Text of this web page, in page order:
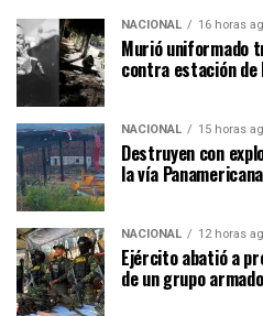
NACIONAL 16 horas
Murió uniformado
contra estación de
NACIONAL 15 horas
Destruyen con
la vía
NACIONAL 12 horas
Ejército abatió a
de un grupo